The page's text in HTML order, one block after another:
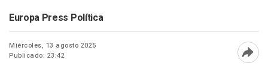
Europa Press Política
Miércoles, 13 agosto 2025
Publicado: 23:42